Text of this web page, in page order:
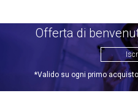
Offerta di
*Valido su ogni primo